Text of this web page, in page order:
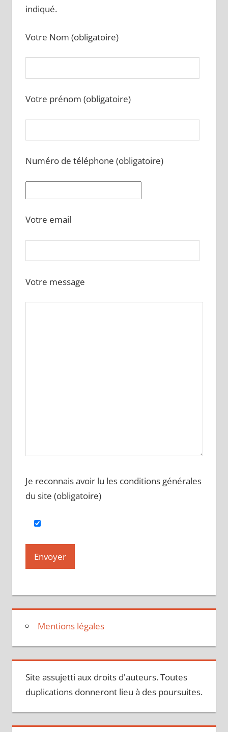
indiqué.
Votre Nom (obligatoire)
Votre prénom (obligatoire)
Numéro de téléphone (obligatoire)
Votre email
Votre message
Je reconnais avoir lu les conditions générales
du site (obligatoire)
Mentions légales
Site assujetti aux droits d'auteurs. Toutes
duplications donneront lieu à des poursuites.